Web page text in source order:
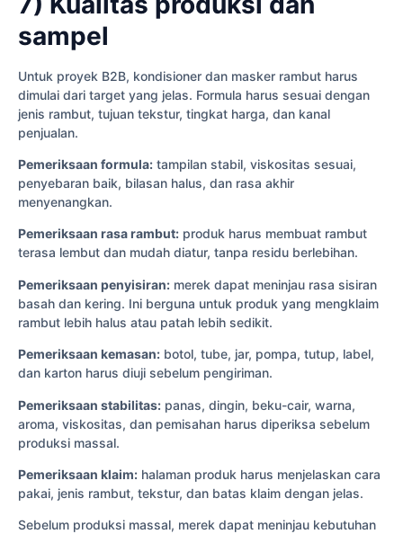
sampel
Untuk proyek B2B, kondisioner dan masker rambut harus
dimulai dari target yang jelas. Formula harus sesuai dengan
jenis rambut, tujuan tekstur, tingkat harga, dan kanal
penjualan.
Pemeriksaan formula: tampilan stabil, viskositas sesuai,
penyebaran baik, bilasan halus, dan rasa akhir
menyenangkan.
Pemeriksaan rasa rambut: produk harus membuat rambut
terasa lembut dan mudah diatur, tanpa residu berlebihan.
Pemeriksaan penyisiran: merek dapat meninjau rasa sisiran
basah dan kering. Ini berguna untuk produk yang mengklaim
rambut lebih halus atau patah lebih sedikit.
Pemeriksaan kemasan: botol, tube, jar, pompa, tutup, label,
dan karton harus diuji sebelum pengiriman.
Pemeriksaan stabilitas: panas, dingin, beku-cair, warna,
aroma, viskositas, dan pemisahan harus diperiksa sebelum
produksi massal.
Pemeriksaan klaim: halaman produk harus menjelaskan cara
pakai, jenis rambut, tekstur, dan batas klaim dengan jelas.
Sebelum produksi massal, merek dapat meninjau kebutuhan